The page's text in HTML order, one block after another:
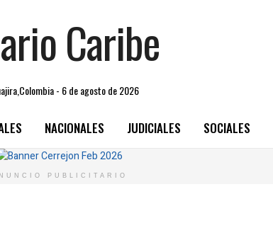
- 6 de agosto de 2026
NACIONALES JUDICIALES SOCIALES
PUBLICITARIO